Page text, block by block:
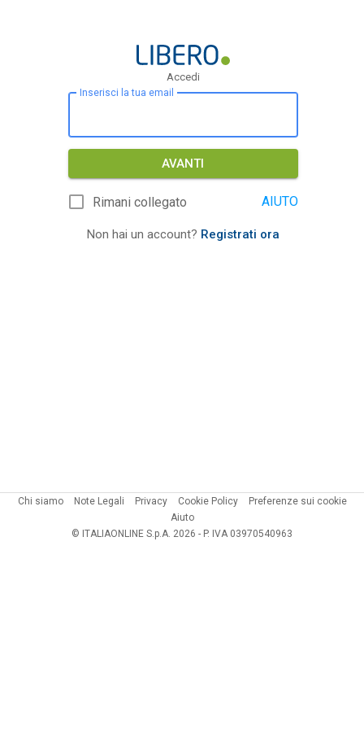
Accedi
Inserisci la tua email
AVANTI
Rimani collegato AIUTO
Non hai un account? Registrati ora
Chi siamo Note Legali Privacy Cookie Policy
Preferenze sui cookie
Aiuto
© ITALIAONLINE S.p.A. 2026 - P. IVA 03970540963